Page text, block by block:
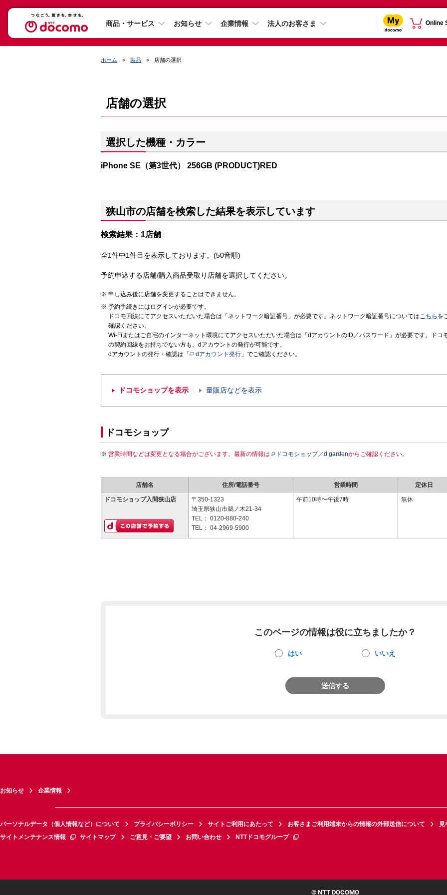
商品・サービス お知らせ 企業情報 法人のお客さま Online
ホーム 製品 店舗の選択
店舗の選択
選択した機種・カラー
iPhone SE（第3世代） 256GB (PRODUCT)RED
狭山市の店舗を検索した結果を表示しています
検索結果：1店舗
全1件中1件目を表示しております。(50音順)
予約申込する店舗/購入商品受取り店舗を選択してください。
申し込み後に店舗を変更することはできません。
予約手続きにはログインが必要です。
ドコモ回線にてアクセスいただいた場合は「ネットワーク暗証番号」が必要です。ネットワーク暗証番号についてはこちら を
確認ください。
Wi-Fiまたはご自宅のインターネット環境にてアクセスいただいた場合は「dアカウントのID／パスワード」が必要です。ドコ
の契約回線をお持ちでない方も、dアカウントの発行が可能です。
dアカウントの発行・確認は「
dアカウント発行 」でご確認ください。
ドコモショップを表示 量販店などを表示
ドコモショップ
営業時間などは変更となる場合がございます。最新の情報は ドコモショップ／d gardenからご確認ください。
店舗名 住所/電話番号 営業時間 定休日
ドコモショップ入間狭山店
〒350-1323
埼玉県狭山市鵜ノ木21-34
TEL： 0120-880-240
TEL： 04-2969-5900
午前10時〜午後7時 無休
このページの情報は役に立ちましたか？
はい いいえ
送信する
お知らせ 企業情報
パーソナルデータ（個人情報など）について プライバシーポリシー サイトご利用にあたって お客さまご利用端末からの情報の外部送信について
見
サイトメンテナンス情報
サイトマップ ご意見・ご要望 お問い合わせ NTTドコモグループ
© NTT DOCOMO